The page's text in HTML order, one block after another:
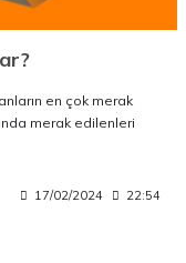
en çok merak
merak edilenleri
17/02/2024 22:54